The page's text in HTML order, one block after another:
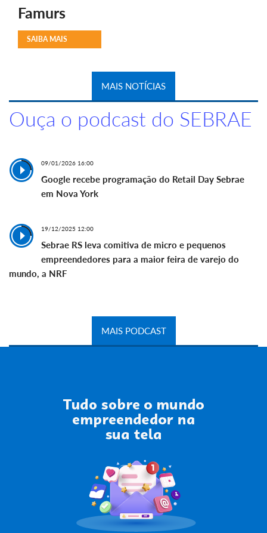
Famurs
SAIBA MAIS
MAIS NOTÍCIAS
Ouça o podcast do SEBRAE
09/01/2026 16:00
Google recebe programação do Retail Day Sebrae
em Nova York
19/12/2025 12:00
Sebrae RS leva comitiva de micro e pequenos
empreendedores para a maior feira de varejo do
mundo, a NRF
MAIS PODCAST